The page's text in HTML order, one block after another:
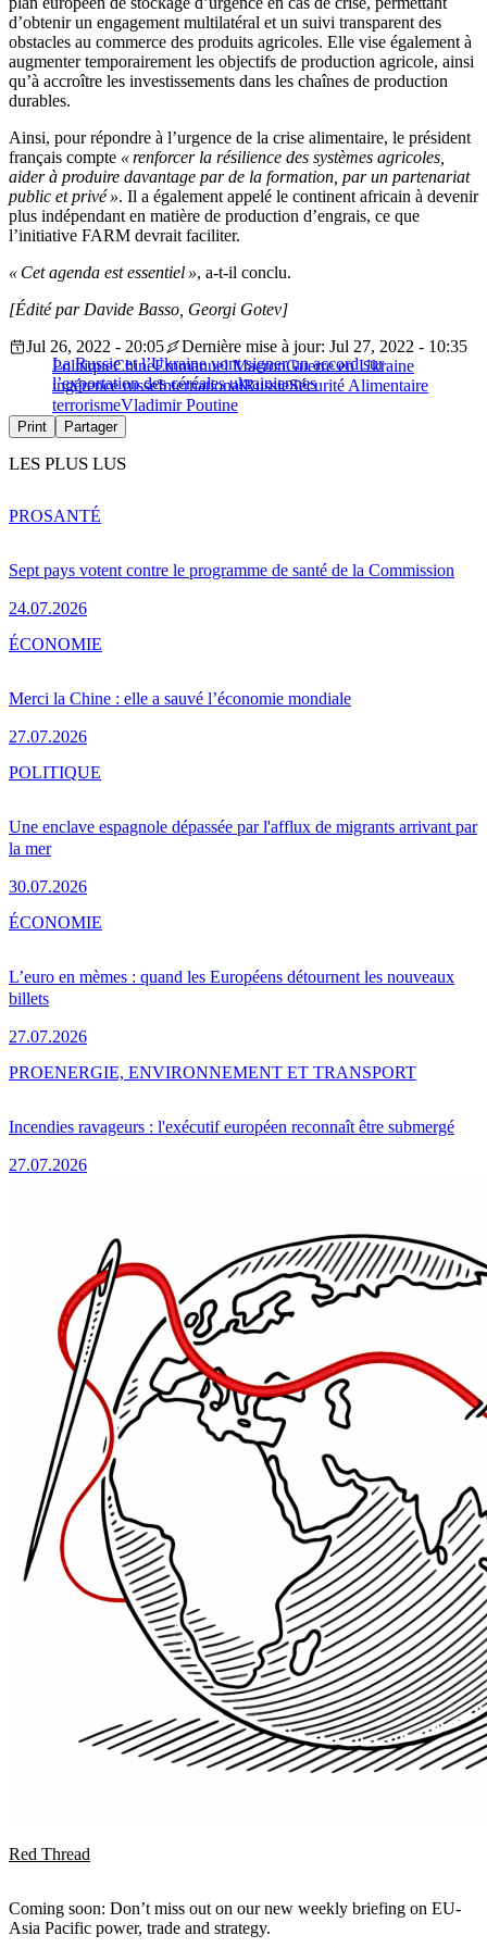
d’obtenir un engagement multilatéral et un suivi transparent des
obstacles au commerce des produits agricoles. Elle vise également à
augmenter temporairement les objectifs de production agricole, ainsi
qu’à accroître les investissements dans les chaînes de production
durables.
Ainsi, pour répondre à l’urgence de la crise alimentaire, le président
français compte « renforcer la résilience des systèmes agricoles,
aider à produire davantage par de la formation, par un partenariat
public et privé ». Il a également appelé le continent africain à devenir
plus indépendant en matière de production d’engrais, ce que
l’initiative FARM devrait faciliter.
« Cet agenda est essentiel », a-t-il conclu.
[Édité par Davide Basso, Georgi Gotev]
La Russie et l’Ukraine vont signer un accord sur
l’exportation des céréales ukrainiennes
Jul 26, 2022 - 20:05
Dernière mise à jour: Jul 27, 2022 - 10:35
PolitiqueChineEmmanuel MacronGuerre en Ukraine
ingérence russeInternationalRussieSécurité Alimentaire
terrorismeVladimir Poutine
Print Partager
LES PLUS LUS
Sept pays votent contre le programme de santé de la Commission
24.07.2026
PROSANTÉ
Merci la Chine : elle a sauvé l’économie mondiale
27.07.2026
ÉCONOMIE
Une enclave espagnole dépassée par l'afflux de migrants arrivant par
la mer
30.07.2026
POLITIQUE
L’euro en mèmes : quand les Européens détournent les nouveaux
billets
27.07.2026
ÉCONOMIE
Incendies ravageurs : l'exécutif européen reconnaît être submergé
27.07.2026
PROENERGIE, ENVIRONNEMENT ET TRANSPORT
Red Thread
Coming soon: Don’t miss out on our new weekly briefing on EU-
Asia Pacific power, trade and strategy.